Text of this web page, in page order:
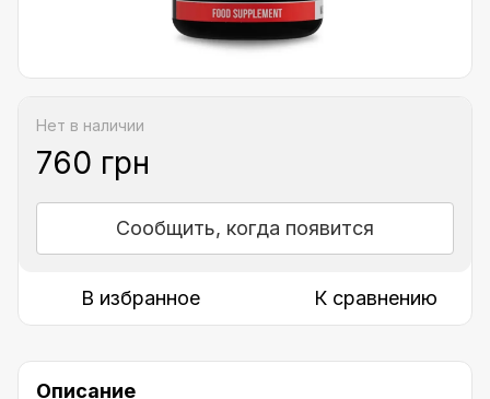
Нет в наличии
760 грн
Сообщить, когда появится
В избранное К сравнению
Описание